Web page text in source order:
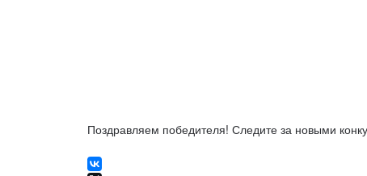
Поздравляем победителя! Следите за новыми